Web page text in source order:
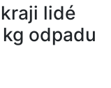
lidé
odpadu